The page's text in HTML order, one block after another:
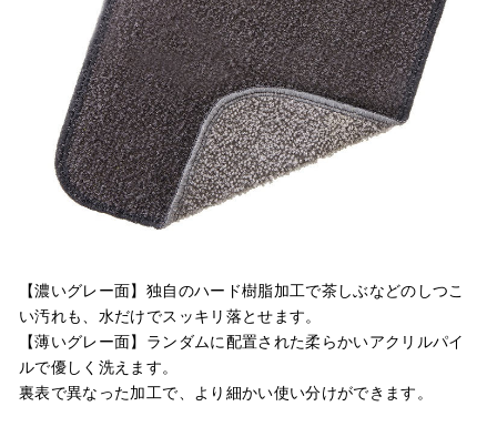
【濃いグレー面】独自のハード樹脂加工で茶しぶなどのしつこ
い汚れも、水だけでスッキリ落とせます。
【薄いグレー面】ランダムに配置された柔らかいアクリルパイ
ルで優しく洗えます。
裏表で異なった加工で、より細かい使い分けができます。